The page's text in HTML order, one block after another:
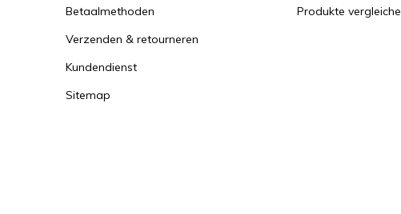
Betaalmethoden
Verzenden & retourneren
Kundendienst
Sitemap
Produkte